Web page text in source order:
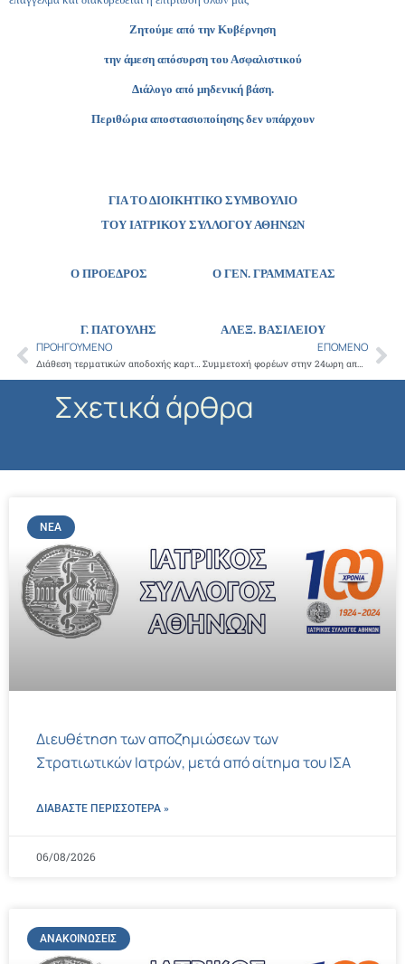
Ζητούμε από την Κυβέρνηση
την άμεση απόσυρση του Ασφαλιστικού
Διάλογο από μηδενική βάση.
Περιθώρια αποστασιοποίησης δεν υπάρχουν
ΓΙΑ ΤΟ ΔΙΟΙΚΗΤΙΚΟ ΣΥΜΒΟΥΛΙΟ
ΤΟΥ ΙΑΤΡΙΚΟΥ ΣΥΛΛΟΓΟΥ ΑΘΗΝΩΝ
Ο ΠΡΟΕΔΡΟΣ Ο ΓΕΝ. ΓΡΑΜΜΑΤΕΑΣ
Γ. ΠΑΤΟΥΛΗΣ ΑΛΕΞ. ΒΑΣΙΛΕΙΟΥ
Prev
ΠΡΟΗΓΟΎΜΕΝΟ
Διάθεση τερματικών αποδοχής καρτών POS από Eurobank
ΕΠΌΜΕΝΟ
Συμμετοχή φορέων στην 24ωρη αποχή και στην πορεία διαμαρτυρίας κατά του ασφαλιστικού – Δευτέρα 25/01/2016 – 11:30 π.μ.
Σχετικά άρθρα
ΝΈΑ
Διευθέτηση των αποζημιώσεων των
Στρατιωτικών Ιατρών, μετά από αίτημα του ΙΣΑ
ΔΙΑΒΑΣΤΕ ΠΕΡΙΣΣΌΤΕΡΑ »
06/08/2026
ΑΝΑΚΟΙΝΏΣΕΙΣ